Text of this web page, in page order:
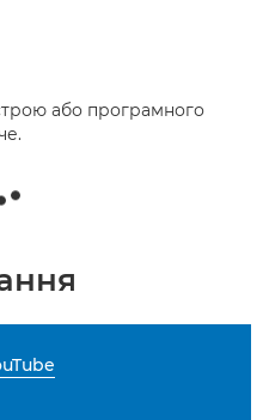
або програмного